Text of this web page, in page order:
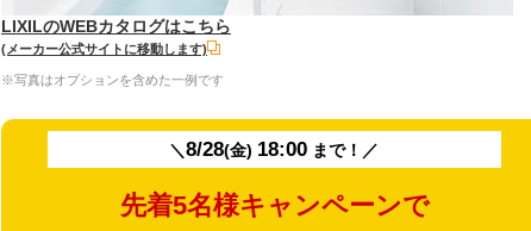
LIXILのWEBカタログはこちら
(メーカー公式サイトに移動します)
＼8/28(金) 18:00 まで！／
先着5名様キャンペーンで